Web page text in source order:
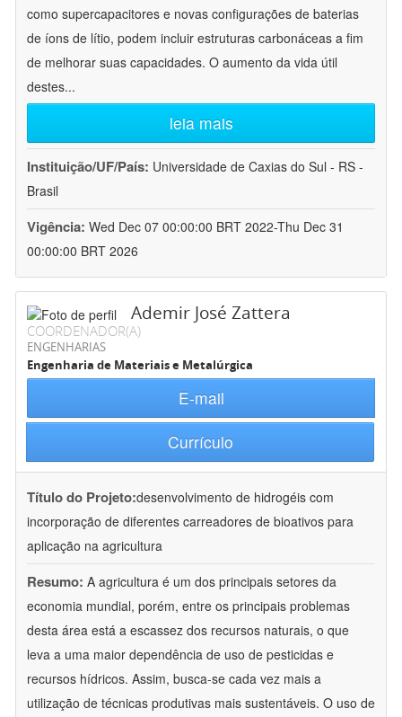
como supercapacitores e novas configurações de baterias
de íons de lítio, podem incluir estruturas carbonáceas a fim
de melhorar suas capacidades. O aumento da vida útil
destes...
leia mais
Instituição/UF/País: Universidade de Caxias do Sul - RS -
Brasil
Vigência: Wed Dec 07 00:00:00 BRT 2022-Thu Dec 31
00:00:00 BRT 2026
Ademir José Zattera
COORDENADOR(A)
ENGENHARIAS
Engenharia de Materiais e Metalúrgica
E-mail
Currículo
Título do Projeto:desenvolvimento de hidrogéis com
incorporação de diferentes carreadores de bioativos para
aplicação na agricultura
Resumo: A agricultura é um dos principais setores da
economia mundial, porém, entre os principais problemas
desta área está a escassez dos recursos naturais, o que
leva a uma maior dependência de uso de pesticidas e
recursos hídricos. Assim, busca-se cada vez mais a
utilização de técnicas produtivas mais sustentáveis. O uso de